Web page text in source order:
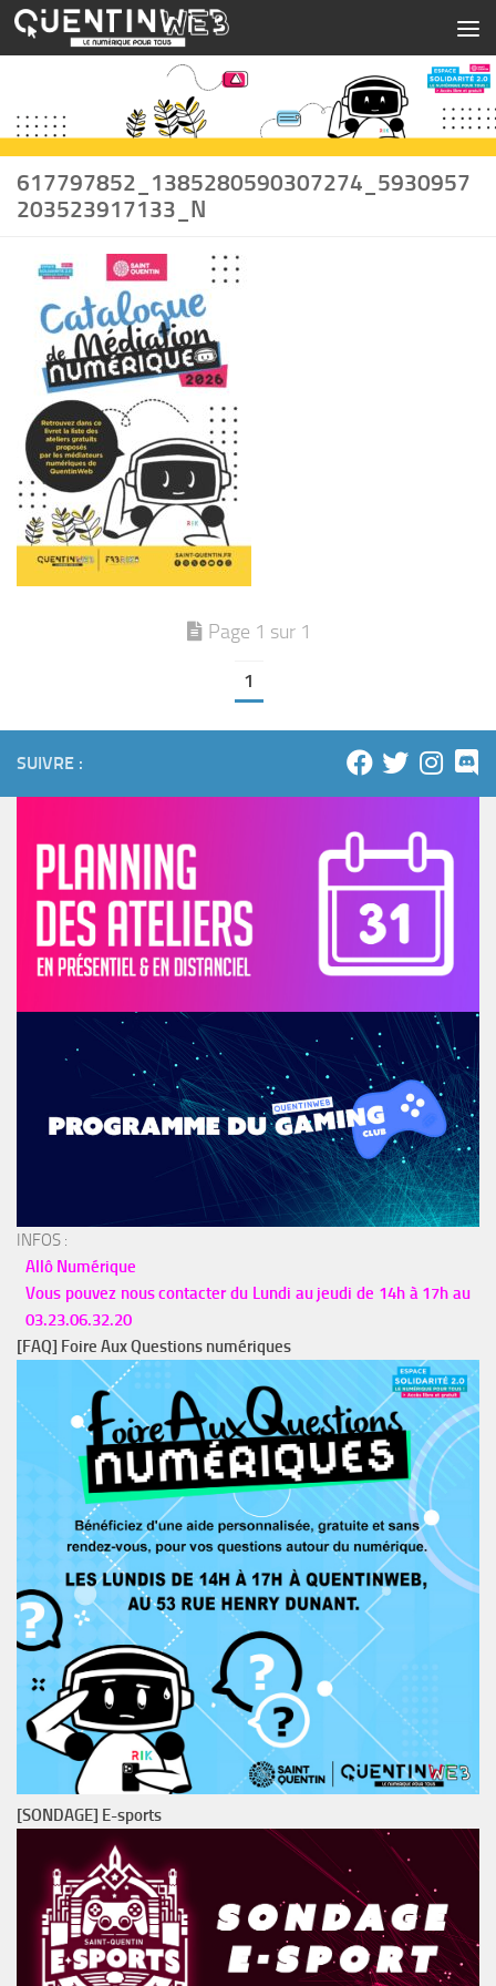
Skip to content
617797852_1385280590307274_5930957
203523917133_N
Page 1 sur 1
1
SUIVRE :
INFOS :
Allô Numérique
Vous pouvez nous contacter du Lundi au jeudi de 14h à 17h au
03.23.06.32.20
[FAQ] Foire Aux Questions numériques
[SONDAGE] E-sports